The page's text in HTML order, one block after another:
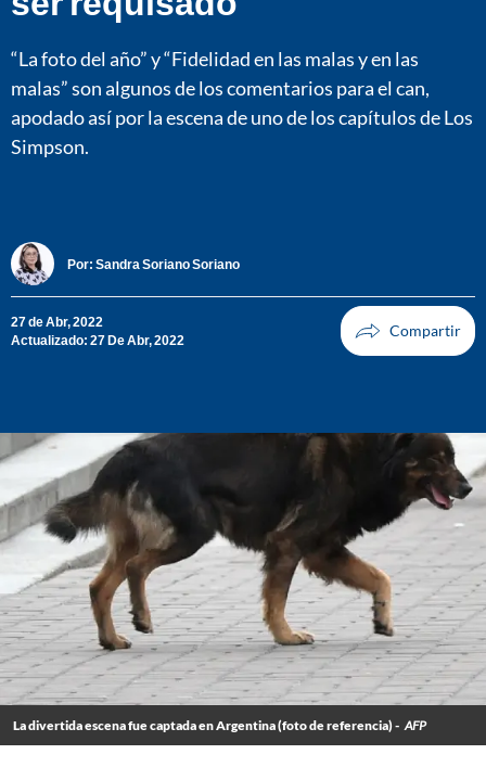
“La foto del año” y “Fidelidad en las malas y en las
malas” son algunos de los comentarios para el can,
apodado así por la escena de uno de los capítulos de Los
Simpson.
Por: Sandra Soriano Soriano
27 de Abr, 2022
Actualizado: 27 De Abr, 2022
La divertida escena fue captada en Argentina (foto de referencia) - AFP